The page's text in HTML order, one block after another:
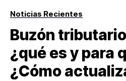
Noticias Recientes
Buzón
¿qué es y para
¿Cómo